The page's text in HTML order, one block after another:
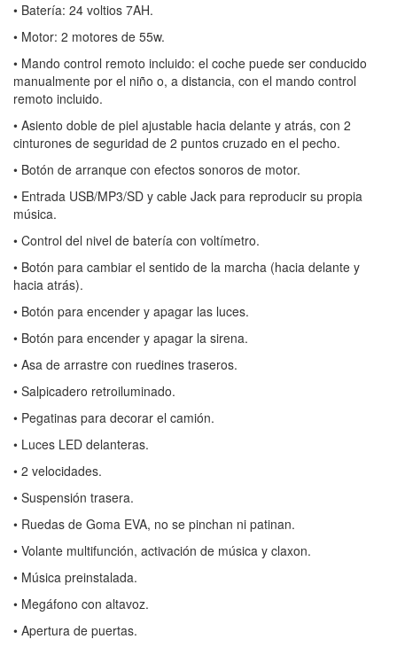
• Batería: 24 voltios 7AH.
• Motor: 2 motores de 55w.
• Mando control remoto incluido: el coche puede ser conducido
manualmente por el niño o, a distancia, con el mando control
remoto incluido.
• Asiento doble de piel ajustable hacia delante y atrás, con 2
cinturones de seguridad de 2 puntos cruzado en el pecho.
• Botón de arranque con efectos sonoros de motor.
• Entrada USB/MP3/SD y cable Jack para reproducir su propia
música.
• Control del nivel de batería con voltímetro.
• Botón para cambiar el sentido de la marcha (hacia delante y
hacia atrás).
• Botón para encender y apagar las luces.
• Botón para encender y apagar la sirena.
• Asa de arrastre con ruedines traseros.
• Salpicadero retroiluminado.
• Pegatinas para decorar el camión.
• Luces LED delanteras.
• 2 velocidades.
• Suspensión trasera.
• Ruedas de Goma EVA, no se pinchan ni patinan.
• Volante multifunción, activación de música y claxon.
• Música preinstalada.
• Megáfono con altavoz.
• Apertura de puertas.